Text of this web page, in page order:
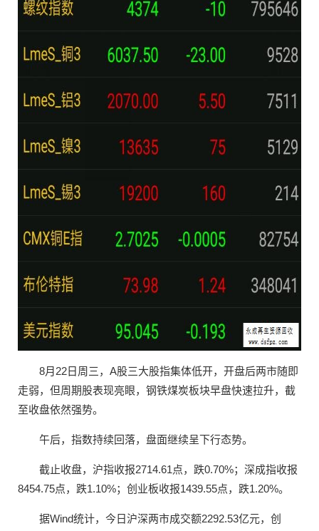
8月22日周三，A股三大股指集体低开，开盘后两市随即
走弱，但周期股表现亮眼，钢铁煤炭板块早盘快速拉升，截
至收盘依然强势。
午后，指数持续回落，盘面继续呈下行态势。
截止收盘，沪指收报2714.61点，跌0.70%；深成指收报
8454.75点，跌1.10%；创业板收报1439.55点，跌1.20%。
据Wind统计，今日沪深两市成交额2292.53亿元，创